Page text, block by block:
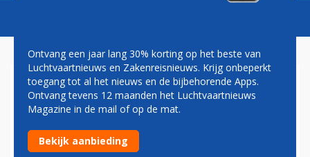
GREENPEACE
Greenpeace beëindigt bezetting Lelystad Airport na
36 uur
Ontvang een jaar lang 30% korting op het beste van
Luchtvaartnieuws en Zakenreisnieuws. Krijg onbeperkt
toegang tot al het nieuws en de bijbehorende Apps.
Ontvang tevens 12 maanden het Luchtvaartnieuws
Magazine in de mail of op de mat.
Bekijk aanbieding